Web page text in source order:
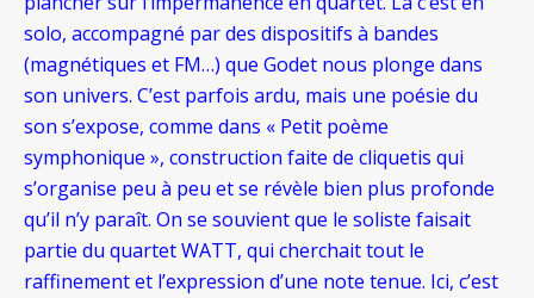
solo, accompagné par des dispositifs à bandes
(magnétiques et FM…) que Godet nous plonge dans
son univers. C’est parfois ardu, mais une poésie du
son s’expose, comme dans « Petit poème
symphonique », construction faite de cliquetis qui
s’organise peu à peu et se révèle bien plus profonde
qu’il n’y paraît. On se souvient que le soliste faisait
partie du quartet WATT, qui cherchait tout le
raffinement et l’expression d’une note tenue. Ici, c’est